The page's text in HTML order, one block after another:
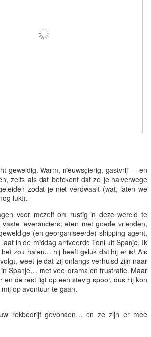
geweldig. Warm, nieuwsgierig, gastvrij — en
zelfs als dat betekent dat ze je halverwege
zodat je niet verdwaalt (wat, laten we
lukt).
voor mezelf om rustig in deze wereld te
leveranciers, eten met goede vrienden,
(en georganiseerde) shipping agent,
in de middag arriveerde Toni uit Spanje. Ik
zou halen… hij heeft geluk dat hij er is! Als
weet je dat zij onlangs verhuisd zijn naar
Spanje… met veel drama en frustratie. Maar
en de rest ligt op een stevig spoor, dus hij kon
op avontuur te gaan.
rekbedrijf gevonden… en ze zijn er mee